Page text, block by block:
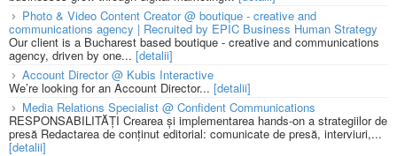
Photo & Video Content Creator @ boutique - creative and
communications agency | Recruited by EPIC Business Human Strategy
Our client is a Bucharest based boutique - creative and communications
agency, driven by one... [detalii]
Account Director @ Kubis Interactive
We’re looking for an Account Director... [detalii]
Media Relations Specialist @ Confident Communications
RESPONSABILITĂȚI Crearea și implementarea hands-on a strategiilor de
presă Redactarea de conținut editorial: comunicate de presă, interviuri,...
[detalii]